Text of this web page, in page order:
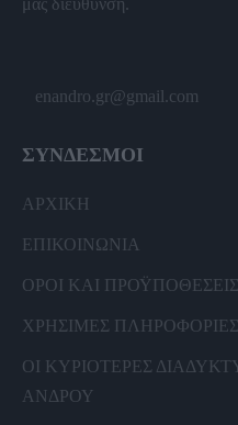
enandro.gr@gmail.com
ΣΥΝΔΕΣΜΟΙ
ΑΡΧΙΚΗ
ΕΠΙΚΟΙΝΩΝΙΑ
ΟΡΟΙ ΚΑΙ ΠΡΟΫΠΟΘΕΣΕΙΣ
ΧΡΗΣΙΜΕΣ ΠΛΗΡΟΦΟΡΙΕΣ
ΟΙ ΚΥΡΙΟΤΕΡΕΣ
ΑΝΔΡΟΥ